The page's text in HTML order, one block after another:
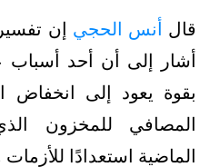
قال أنس الحجي إن
أشار إلى أن أحد أسباب
بقوة يعود إلى انخفاض
المصافي للمخزون
الماضية استعدادًا